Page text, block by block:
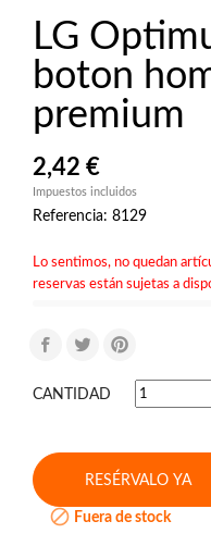
LG
boton
premium
2,42 €
Impuestos incluidos
Referencia: 8129
Lo sentimos, no quedan
reservas están sujetas a
CANTIDAD
RESÉRVALO YA
 Fuera de stock